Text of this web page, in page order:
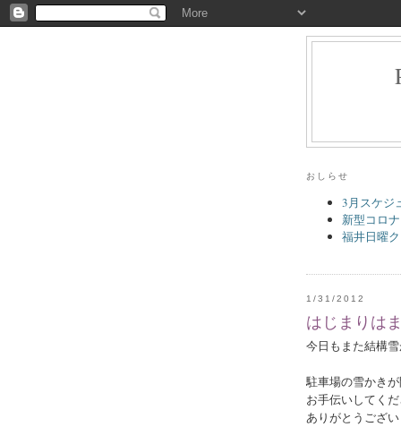
おしらせ
3月スケジ
新型コロ
福井日曜
1/31/2012
はじまりは
今日もまた結構
駐車場の雪かき
お手伝いしてく
ありがとうござ